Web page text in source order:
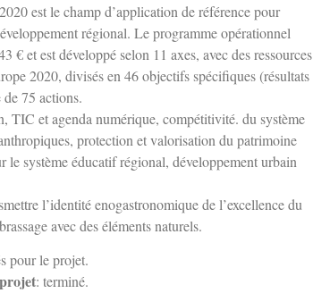
est le champ d’application de référence pour
régional. Le programme opérationnel
et est développé selon 11 axes, avec des ressources
2020, divisés en 46 objectifs spécifiques (résultats
75 actions.
TIC et agenda numérique, compétitivité. du système
protection et valorisation du patrimoine
système éducatif régional, développement urbain
l’identité enogastronomique de l’excellence du
avec des éléments naturels.
pour le projet.
: terminé.